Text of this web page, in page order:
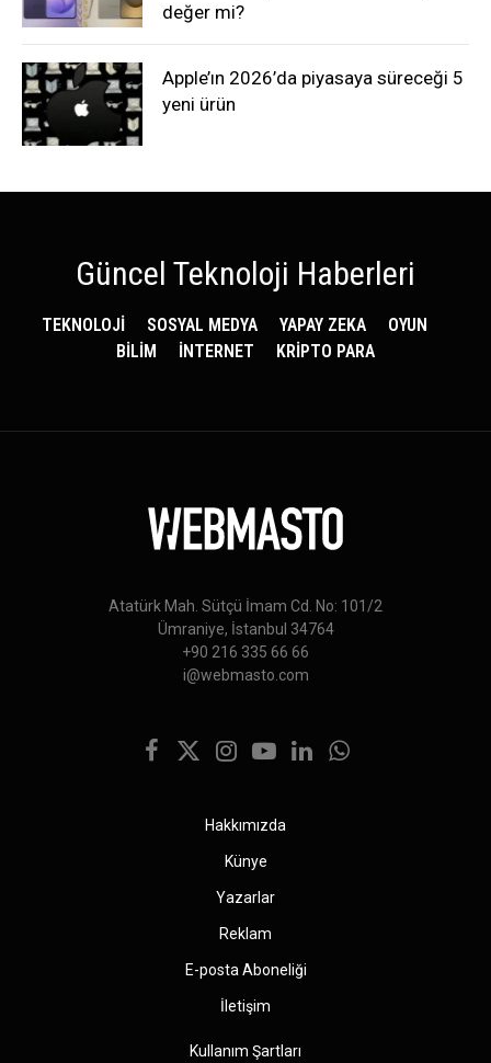
değer mi?
Apple’ın 2026’da piyasaya süreceği 5
yeni ürün
Güncel Teknoloji Haberleri
TEKNOLOJİ SOSYAL MEDYA YAPAY ZEKA
OYUN
BİLİM
İNTERNET KRİPTO PARA
Atatürk Mah. Sütçü İmam Cd. No: 101/2
Ümraniye, İstanbul 34764
+90 216 335 66 66
i@webmasto.com
Facebook
X
Instagram
YouTubeLinkedInWhatsApp
Hakkımızda
Künye
Yazarlar
Reklam
E-posta Aboneliği
İletişim
Kullanım Şartları